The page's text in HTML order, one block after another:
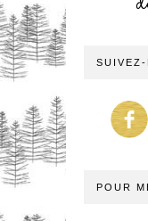
SUIVEZ-
POUR